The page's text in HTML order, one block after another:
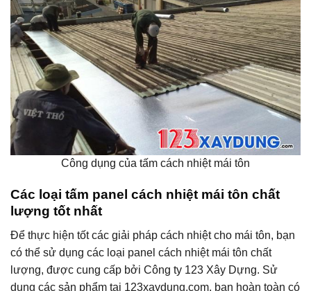
Công dụng của tấm cách nhiệt mái tôn
Các loại tấm panel cách nhiệt mái tôn chất
lượng tốt nhất
Để thực hiện tốt các giải pháp cách nhiệt cho mái tôn, bạn
có thể sử dụng các loại panel cách nhiệt mái tôn chất
lượng, được cung cấp bởi Công ty 123 Xây Dựng. Sử
dụng các sản phẩm tại 123xaydung.com, bạn hoàn toàn có